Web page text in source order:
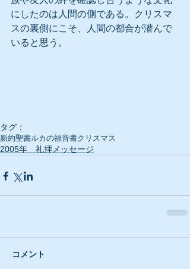
にしたのは人間の側である。クリスマ
スの裏側にこそ、人間の都合が潜んで
いると思う。
タグ：
新約聖書ルカの福音書クリスマス
2005年 礼拝メッセージ
コメント